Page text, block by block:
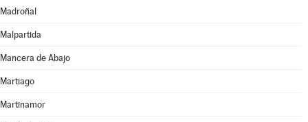
Madroñal
Malpartida
Mancera de Abajo
Martiago
Martinamor